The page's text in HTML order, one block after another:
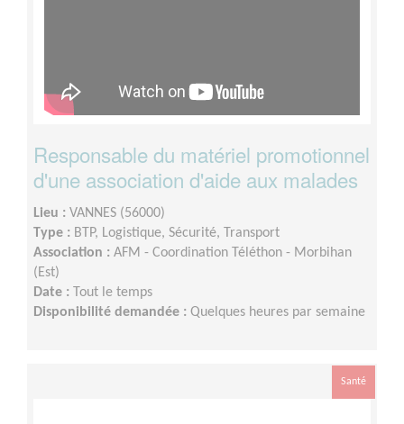
Responsable du matériel promotionnel
d'une association d'aide aux malades
Lieu : VANNES (56000)
Type : BTP, Logistique, Sécurité, Transport
Association : AFM - Coordination Téléthon - Morbihan
(Est)
Date :
Tout le temps
Disponibilité demandée : Quelques heures par semaine
Santé